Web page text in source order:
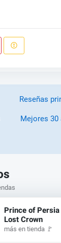
Reseñas
Mejores
Prince of Persia
Lost Crown
más en tienda 🚩